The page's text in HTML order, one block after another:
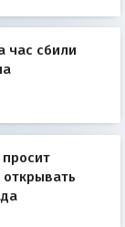
час сбили